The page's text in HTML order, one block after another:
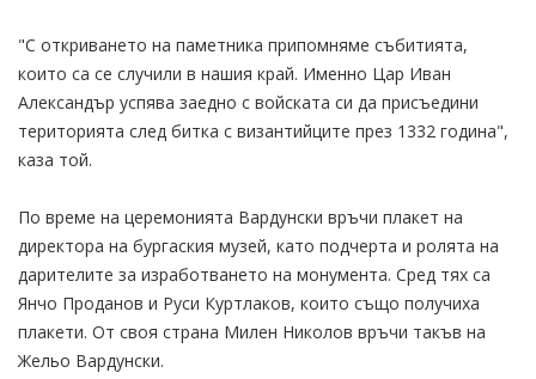
"С откриването на паметника припомняме събитията,
които са се случили в нашия край. Именно Цар Иван
Александър успява заедно с войската си да присъедини
територията след битка с византийците през 1332 година",
каза той.
По време на церемонията Вардунски връчи плакет на
директора на бургаския музей, като подчерта и ролята на
дарителите за изработването на монумента. Сред тях са
Янчо Проданов и Руси Куртлаков, които също получиха
плакети. От своя страна Милен Николов връчи такъв на
Жельо Вардунски.